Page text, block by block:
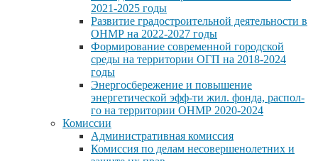
2021-2025 годы
Развитие градостроительной деятельности в
ОНМР на 2022-2027 годы
Формирование современной городской
среды на территории ОГП на 2018-2024
годы
Энергосбережение и повышение
энергетической эфф-ти жил. фонда, распол-
го на территории ОНМР 2020-2024
Комиссии
Административная комиссия
Комиссия по делам несовершенолетних и